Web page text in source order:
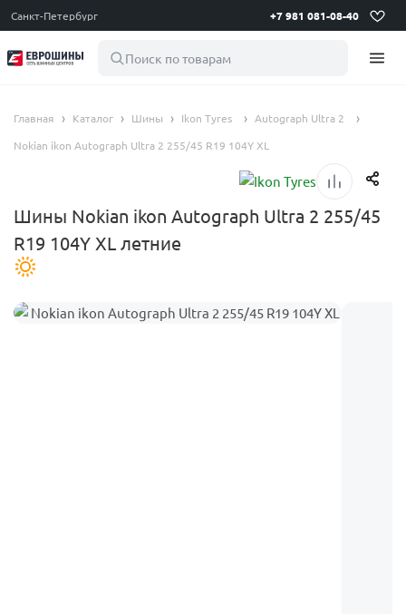
Санкт-Петербург +7 981 081-08-40
Поиск по товарам
Главная Каталог Шины Ikon Tyres
Autograph Ultra 2
Nokian ikon Autograph Ultra 2 255/45 R19 104Y XL
Шины Nokian ikon Autograph Ultra 2 255/45
R19 104Y XL летние